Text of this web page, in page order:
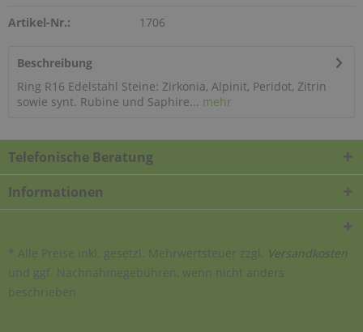
Artikel-Nr.: 1706
Beschreibung
Ring R16 Edelstahl Steine: Zirkonia, Alpinit, Peridot, Zitrin
sowie synt. Rubine und Saphire... mehr
Telefonische Beratung
Informationen
* Alle Preise inkl. gesetzl. Mehrwertsteuer zzgl.
Versandkosten
und ggf. Nachnahmegebühren, wenn nicht anders
beschrieben